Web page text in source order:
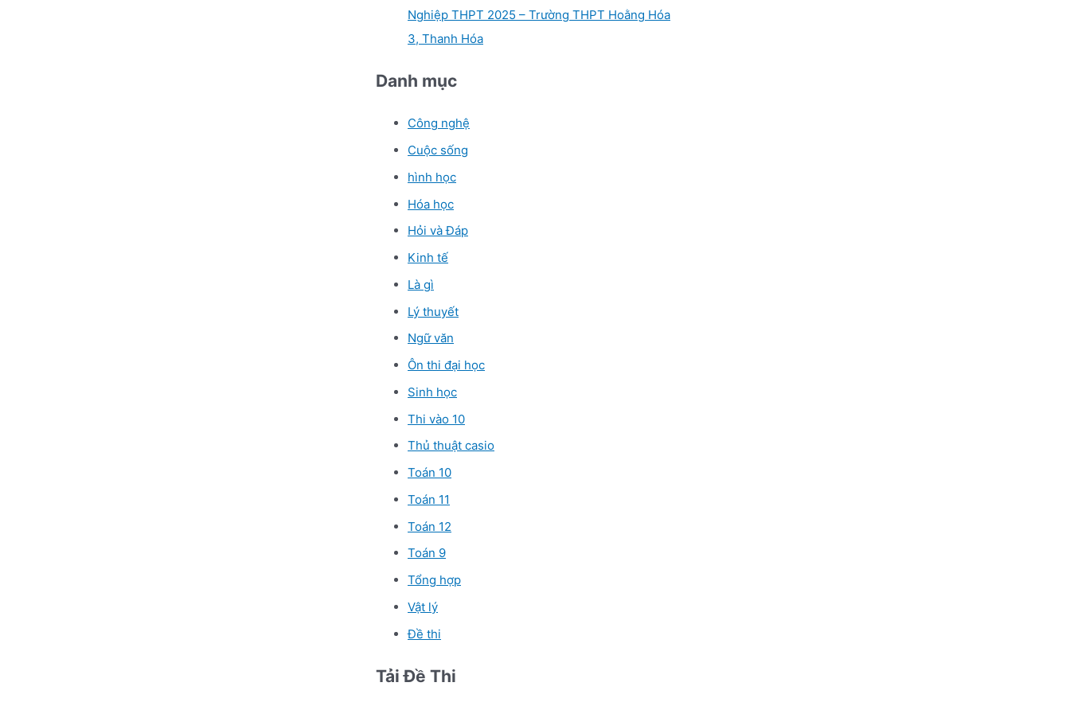
Nghiệp THPT 2025 – Trường THPT Hoằng Hóa
3, Thanh Hóa
Danh mục
Công nghệ
Cuộc sống
hình học
Hóa học
Hỏi và Đáp
Kinh tế
Là gì
Lý thuyết
Ngữ văn
Ôn thi đại học
Sinh học
Thi vào 10
Thủ thuật casio
Toán 10
Toán 11
Toán 12
Toán 9
Tổng hợp
Vật lý
Đề thi
Tải Đề Thi